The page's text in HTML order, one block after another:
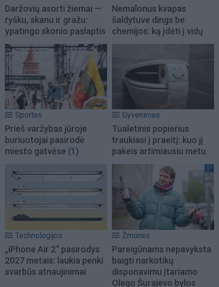
Daržovių asorti žiemai —
ryšku, skanu ir gražu:
ypatingo skonio paslaptis
Nemalonus kvapas
šaldytuve dings be
chemijos: ką įdėti į vidų
Sportas
Prieš varžybas jūroje
buriuotojai pasirodė
miesto gatvėse (1)
Gyvenimas
Tualetinis popierius
traukiasi į praeitį: kuo jį
pakeis artimiausiu metu
Technologijos
„iPhone Air 2“ pasirodys
2027 metais: laukia penki
svarbūs atnaujinimai
Žmonės
Pareigūnams nepavyksta
baigti narkotikų
disponavimu įtariamo
Olego Šurajevo bylos